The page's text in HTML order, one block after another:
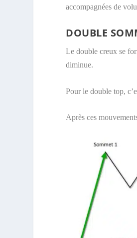
accompagnées de
DOUBLE
Le double creux se
diminue.
Pour le double top,
Après ces